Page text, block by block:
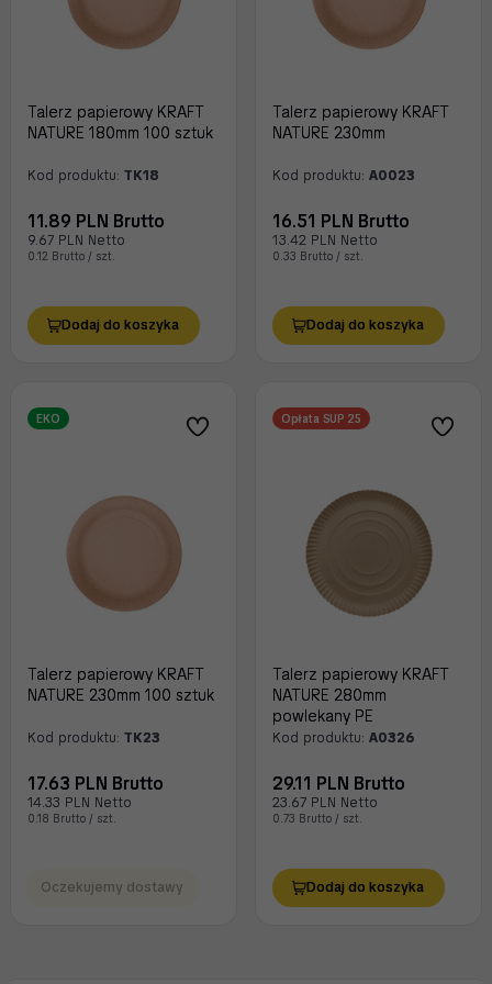
Talerz papierowy KRAFT
NATURE 180mm 100 sztuk
Kod produktu: TK18
11.89 PLN Brutto
9.67 PLN Netto
0.12 Brutto / szt.
Dodaj do koszyka
Talerz papierowy KRAFT
NATURE 230mm
Kod produktu: A0023
16.51 PLN Brutto
13.42 PLN Netto
0.33 Brutto / szt.
Dodaj do koszyka
EKO
Talerz papierowy KRAFT
NATURE 230mm 100 sztuk
Kod produktu: TK23
17.63 PLN Brutto
14.33 PLN Netto
0.18 Brutto / szt.
Oczekujemy dostawy
Opłata SUP 25
Talerz papierowy KRAFT
NATURE 280mm
powlekany PE
Kod produktu: A0326
29.11 PLN Brutto
23.67 PLN Netto
0.73 Brutto / szt.
Dodaj do koszyka